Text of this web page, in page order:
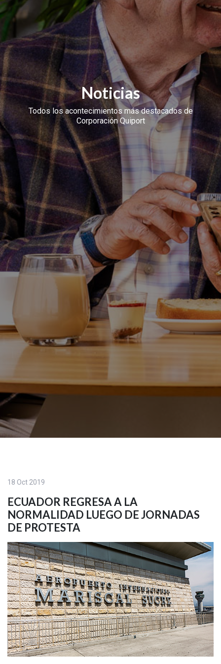
Noticias
Todos los acontecimientos más destacados de
Corporación Quiport
18 Oct 2019
ECUADOR REGRESA A LA
NORMALIDAD LUEGO DE JORNADAS
DE PROTESTA